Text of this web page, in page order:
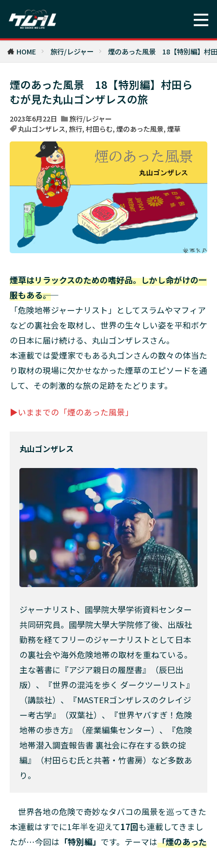
HOME 旅行/レジャー 煙のあった風景 18【特別編】村
煙のあった風景 18【特別編】村田ら
むが見た丸山ゴンザレスの旅
2023年6月22日
旅行/レジャー
丸山ゴンザレス, 旅行, 村田らむ, 煙のあった風景, 煙草
煙草はリラックスのための嗜好品。しかし命がけの一
服もある――。
「危険地帯ジャーナリスト」としてスラムやマフィア
などの裏社会を取材し、世界の生々しい姿を平和ボケ
の日本に届け続ける、丸山ゴンザレスさん。
本連載では愛煙家でもある丸ゴンさんの数々の体当た
り取材の現場に欠かせなかった煙草のエピソードを通
して、その刺激的な旅の足跡をたどります。
▶いままでの「煙のあった風景」
丸山ゴンザレス
ジャーナリスト、國學院大學学術資料センター
共同研究員。國學院大學大学院修了後、出版社
勤務を経てフリーのジャーナリストとして日本
の裏社会や海外危険地帯の取材を重ねている。
主な著書に『アジア親日の履歴書』（辰巳出
版）、『世界の混沌を歩く ダークツーリスト』
（講談社）、『MASTERゴンザレスのクレイジ
ー考古学』（双葉社）、『世界ヤバすぎ！危険
地帯の歩き方』（産業編集センター）、『危険
地帯潜入調査報告書 裏社会に存在する鉄の掟
編』（村田らむ氏と共著・竹書房）など多数あ
り。
世界各地の危険で奇妙なタバコの風景を巡ってきた
本連載はすでに1年半を迎えて17回も連載してきまし
たが…今回は 「特別編」 です。テーマは「煙のあった